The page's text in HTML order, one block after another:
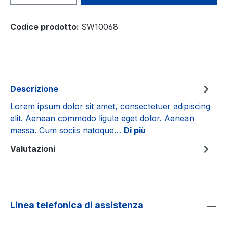
Codice prodotto: SW10068
Descrizione
Lorem ipsum dolor sit amet, consectetuer adipiscing
elit. Aenean commodo ligula eget dolor. Aenean
massa. Cum sociis natoque… Di più
Valutazioni
Linea telefonica di assistenza